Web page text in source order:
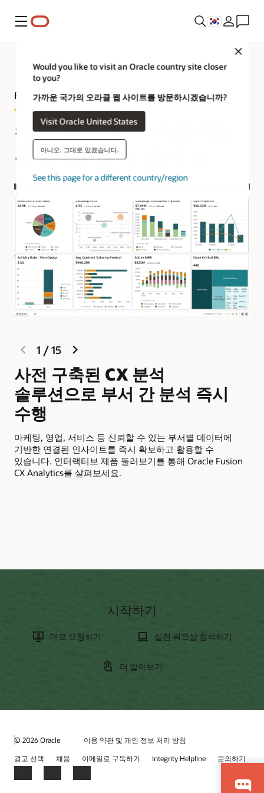
메뉴
Would you like to visit an Oracle country site closer
to you?
가까운 국가의 오라클 웹 사이트를 방문하시겠습니까?
Visit Oracle United States
아니오. 그대로 있겠습니다.
See this page for a different country/region
Fusion CX Analytics 제품 둘러보기
수익 혁신을 가속화하는
통합 CX 분석 솔루션
previous
slide
1 /15
사전 구축된 CX 분석
솔루션으로 부서 간 분석 즉시
수행
마케팅, 영업, 서비스 등 신뢰할 수 있는 부서별 데이터에
기반한 연결된 인사이트를 즉시 확보하고 활용할 수
있습니다. 인터랙티브 제품 둘러보기를 통해 Oracle Fusion
CX Analytics를 살펴보세요.
시작하기
데모 요청하기 실전 워크샵 참석하기
더 알아보기
© 2026 Oracle
이용 약관 및 개인 정보 처리 방침
광고 선택
채용 이메일로 구독하기 Integrity Helpline 문의하기
FacebookLinkedInYouTube